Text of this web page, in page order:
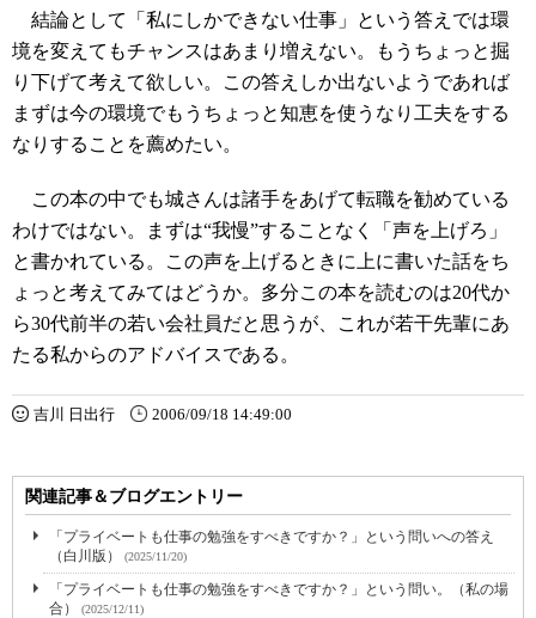
結論として「私にしかできない仕事」という答えでは環
境を変えてもチャンスはあまり増えない。もうちょっと掘
り下げて考えて欲しい。この答えしか出ないようであれば
まずは今の環境でもうちょっと知恵を使うなり工夫をする
なりすることを薦めたい。
この本の中でも城さんは諸手をあげて転職を勧めている
わけではない。まずは“我慢”することなく「声を上げろ」
と書かれている。この声を上げるときに上に書いた話をち
ょっと考えてみてはどうか。多分この本を読むのは20代か
ら30代前半の若い会社員だと思うが、これが若干先輩にあ
たる私からのアドバイスである。
吉川 日出行 2006/09/18 14:49:00
関連記事＆ブログエントリー
「プライベートも仕事の勉強をすべきですか？」という問いへの答え
（白川版）
(2025/11/20)
「プライベートも仕事の勉強をすべきですか？」という問い。（私の場
合）
(2025/12/11)